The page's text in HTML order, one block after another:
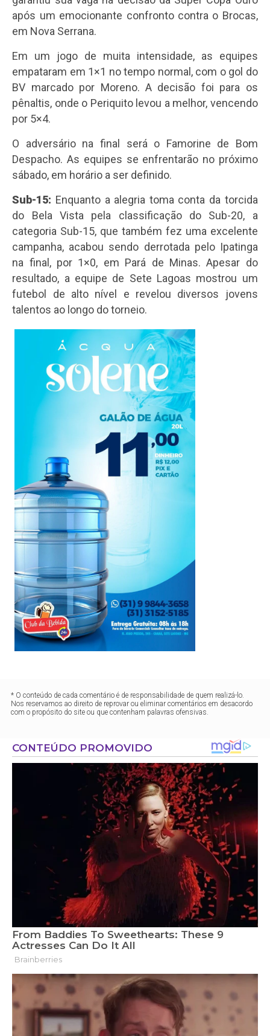
após um emocionante confronto contra o Brocas,
em Nova Serrana.
Em um jogo de muita intensidade, as equipes
empataram em 1×1 no tempo normal, com o gol do
BV marcado por Moreno. A decisão foi para os
pênaltis, onde o Periquito levou a melhor, vencendo
por 5×4.
O adversário na final será o Famorine de Bom
Despacho. As equipes se enfrentarão no próximo
sábado, em horário a ser definido.
Sub-15: Enquanto a alegria toma conta da torcida
do Bela Vista pela classificação do Sub-20, a
categoria Sub-15, que também fez uma excelente
campanha, acabou sendo derrotada pelo Ipatinga
na final, por 1×0, em Pará de Minas. Apesar do
resultado, a equipe de Sete Lagoas mostrou um
futebol de alto nível e revelou diversos jovens
talentos ao longo do torneio.
* O conteúdo de cada comentário é de responsabilidade de quem realizá-lo.
Nos reservamos ao direito de reprovar ou eliminar comentários em desacordo
com o propósito do site ou que contenham palavras ofensivas.